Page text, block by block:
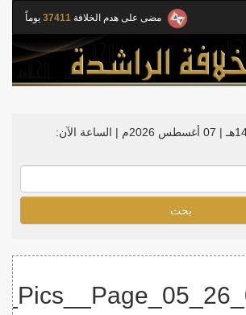
مضى على هدم الخلافة 37411 يوماً
الساعة الآن:
بحث